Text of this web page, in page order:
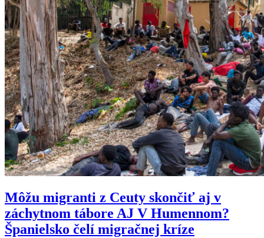
Môžu migranti z Ceuty skončiť aj v
záchytnom tábore AJ V Humennom?
Španielsko čelí migračnej kríze